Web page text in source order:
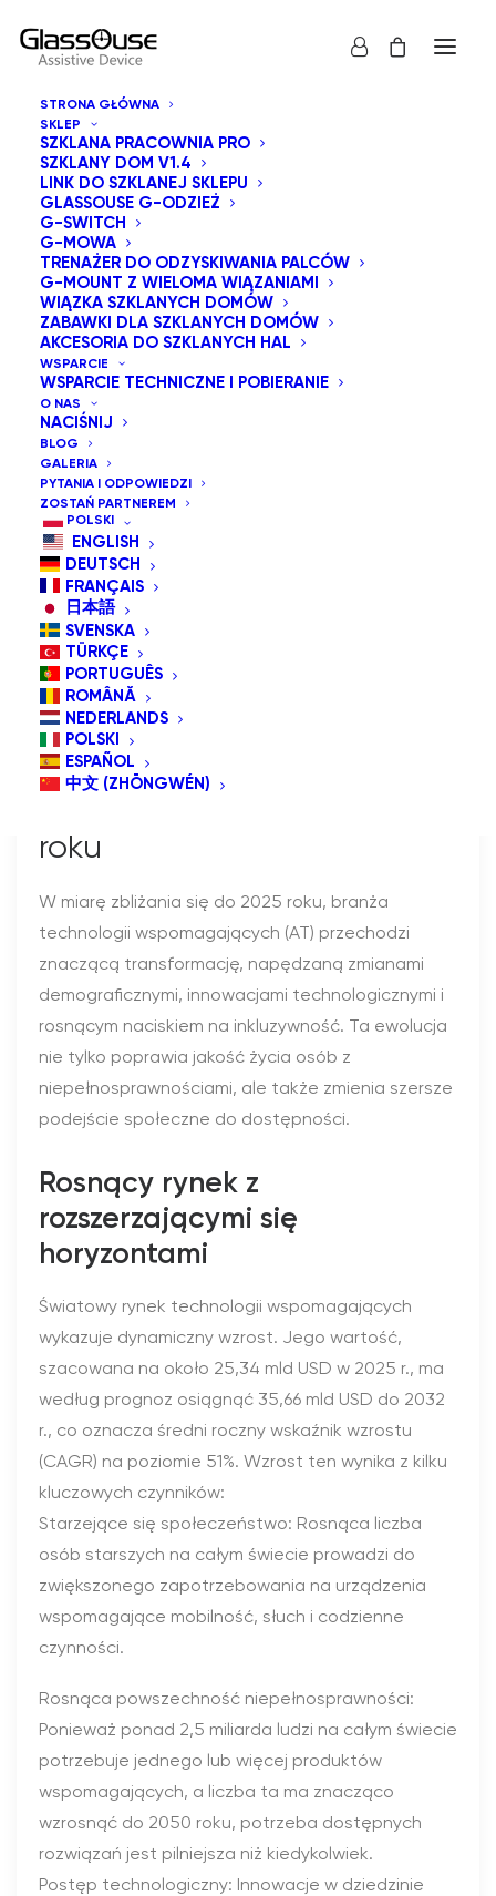
STRONA GŁÓWNA
SKLEP
SZKLANA PRACOWNIA PRO
SZKLANY DOM V1.4
LINK DO SZKLANEJ SKLEPU
GLASSOUSE G-ODZIEŻ
G-SWITCH
G-MOWA
TRENAŻER DO ODZYSKIWANIA PALCÓW
G-MOUNT Z WIELOMA WIĄZANIAMI
WIĄZKA SZKLANYCH DOMÓW
ZABAWKI DLA SZKLANYCH DOMÓW
AKCESORIA DO SZKLANYCH HAL
WSPARCIE
WSPARCIE TECHNICZNE I POBIERANIE
O NAS
NACIŚNIJ
BLOG
GALERIA
PYTANIA I ODPOWIEDZI
ZOSTAŃ PARTNEREM
POLSKI
ENGLISH
DEUTSCH
FRANÇAIS
日本語
SVENSKA
TÜRKÇE
PORTUGUÊS
ROMÂNĂ
NEDERLANDS
POLSKI
ESPAÑOL
中文 (ZHŌNGWÉN)
NIE
Wspieranie Niezależności:
Ewoluujący Krajobraz
Technologii
roku
W miarę zbliżania się do 2025 roku, branża
technologii wspomagających (AT) przechodzi
znaczącą transformację, napędzaną zmianami
demograficznymi, innowacjami technologicznymi i
rosnącym naciskiem na inkluzywność. Ta ewolucja
nie tylko poprawia jakość życia osób z
niepełnosprawnościami, ale także zmienia szersze
podejście społeczne do dostępności.
Rosnący rynek z
rozszerzającymi się
horyzontami
Światowy rynek technologii wspomagających
wykazuje dynamiczny wzrost. Jego wartość,
szacowana na około 25,34 mld USD w 2025 r., ma
według prognoz osiągnąć 35,66 mld USD do 2032
r., co oznacza średni roczny wskaźnik wzrostu
(CAGR) na poziomie 51%. Wzrost ten wynika z kilku
kluczowych czynników:
Starzejące się społeczeństwo: Rosnąca liczba
osób starszych na całym świecie prowadzi do
zwiększonego zapotrzebowania na urządzenia
wspomagające mobilność, słuch i codzienne
czynności.
Rosnąca powszechność niepełnosprawności:
Ponieważ ponad 2,5 miliarda ludzi na całym świecie
potrzebuje jednego lub więcej produktów
wspomagających, a liczba ta ma znacząco
wzrosnąć do 2050 roku, potrzeba dostępnych
rozwiązań jest pilniejsza niż kiedykolwiek.
Postęp technologiczny: Innowacje w dziedzinie